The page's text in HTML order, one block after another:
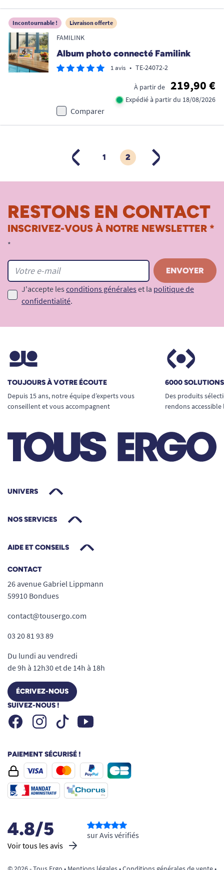
Incontournable ! Livraison offerte
FAMILINK
Album photo connecté Familink
1 avis • TE-24072-2
À partir de 219,90 €
Expédié à partir du 18/08/2026
Comparer
PRÉCÉDENT
1 2 SUIVANT
RESTONS EN CONTACT
INSCRIVEZ-VOUS À NOTRE NEWSLETTER *
*
J'accepte les conditions générales et la politique de
confidentialité.
TOUJOURS À VOTRE ÉCOUTE
Depuis 15 ans, notre équipe d’experts vous
conseillent et vous accompagnent
6000
Des produits
rendons
UNIVERS
NOS SERVICES
AIDE ET CONSEILS
CONTACT
26 avenue Gabriel Lippmann
59910 Bondues
contact@tousergo.com
03 20 81 93 89
Du lundi au vendredi
de 9h à 12h30 et de 14h à 18h
ÉCRIVEZ-NOUS
SUIVEZ-NOUS !
FacebookInstagramTiktok Youtube
PAIEMENT SÉCURISÉ !
4.8/5
Voir tous les avis
sur Avis vérifiés